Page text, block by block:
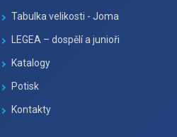
Tabulka velikosti - Joma
LEGEA – dospělí a junioři
Katalogy
Potisk
Kontakty